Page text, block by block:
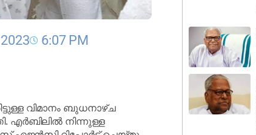
6:07 PM
വിമാനം ബുധനാഴ്ച
എർബിലിൽ നിന്നുള്ള